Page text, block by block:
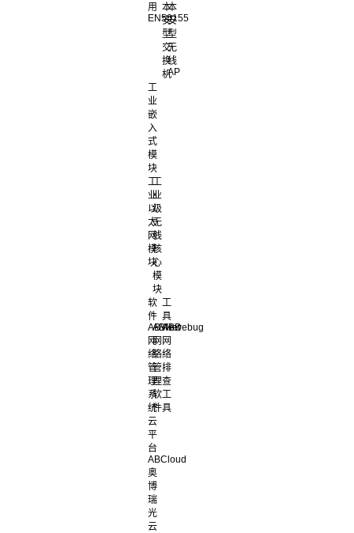
用
EN50155
本
安
型
交
换
机
本
安
型
无
线
AP
工
业
嵌
入
式
模
块
工
业
以
太
网
模
块
工
业
级
无
线
核
心
模
块
软
件
ABView
网
络
管
理
系
统
ABNet
网
络
管
理
软
件
工
具
ABDebug
网
络
排
查
工
具
云
平
台
ABCloud
奥
博
瑞
光
云